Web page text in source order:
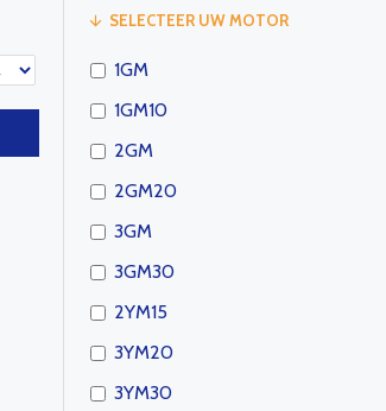
SELECTEER UW MOTOR
1GM
1GM10
2GM
2GM20
3GM
3GM30
2YM15
3YM20
3YM30